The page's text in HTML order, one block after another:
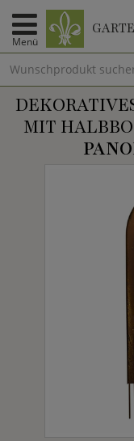
Menü
MIT